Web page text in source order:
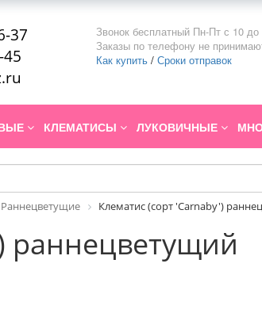
37
45
Звонок бесплатный Пн-Пт с 10 до
Заказы по телефону не
Как купить / Сроки отправок
КЛЕМАТИСЫ ЛУКОВИЧНЫЕ
Раннецветущие Клематис (сорт 'Carnaby')
раннецветущий